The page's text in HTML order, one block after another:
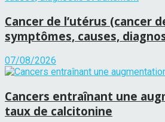
Cancer de l’utérus (cancer
symptômes, causes,
07/08/2026
Cancers entraînant une
taux de calcitonine